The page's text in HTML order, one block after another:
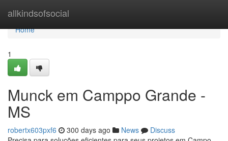
allkindsofsocial
Home
Home
1
Munck em Camppo Grande -
MS
robertx603pxf6 300 days ago News
Discuss